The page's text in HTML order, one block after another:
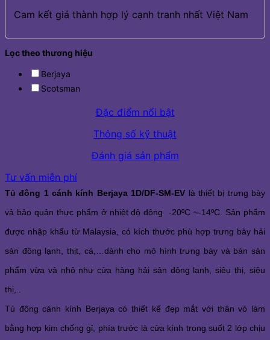
Cam kết giá thành hợp lý cạnh tranh nhất Việt Nam
Lọc theo thương hiệu
Berjaya
Scotsman
Đặc điểm nổi bật
Thông số kỹ thuật
Đánh giá sản phẩm
Tư vấn miễn phí
Tủ đông 1 cánh kính Berjaya 1D/DF-SM-EV là thiết bị trưng bày
và bảo quản thực phẩm ở nhiệt độ đông -20ºC ~-14ºC. Sản phẩm
được nhập khẩu từ Malaysia, có kích thước phù hợp trưng bày hải
sản đông lạnh, thịt, cá,…dành cho mô hình trưng bày và bán sản
phẩm vừa và nhỏ như cửa hàng hải sản đông lạnh, siêu thị, siêu
thị,..
Tủ đông cánh kính Berjaya có thiết kế đẹp mắt với thân vỏ làm
bằng hợp kim chống gỉ, phía trước là cửa kính trong suốt 2 lớp chịu